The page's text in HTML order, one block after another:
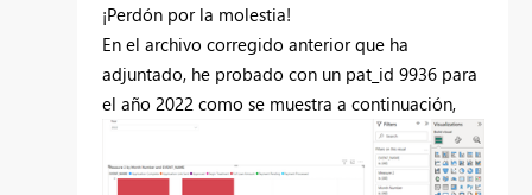
¡Perdón por la molestia!
En el archivo corregido anterior que ha
adjuntado, he probado con un pat_id 9936 para
el año 2022 como se muestra a continuación,